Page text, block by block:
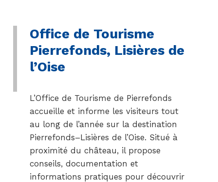
Office de Tourisme
Pierrefonds, Lisières de
l’Oise
L’Office de Tourisme de Pierrefonds
accueille et informe les visiteurs tout
au long de l’année sur la destination
Pierrefonds–Lisières de l’Oise. Situé à
proximité du château, il propose
conseils, documentation et
informations pratiques pour découvrir